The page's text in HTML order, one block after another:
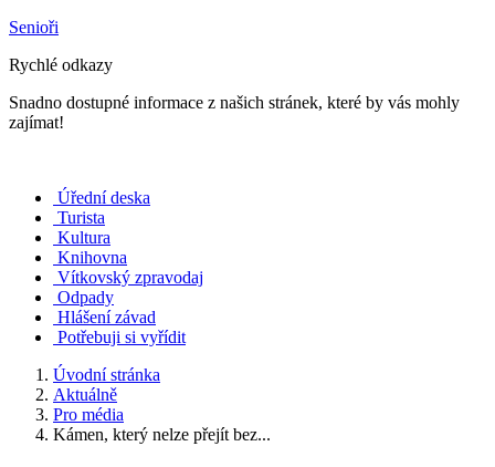
Senioři
Rychlé odkazy
Snadno dostupné informace z našich stránek, které by vás mohly
zajímat!
Úřední deska
Turista
Kultura
Knihovna
Vítkovský zpravodaj
Odpady
Hlášení závad
Potřebuji si vyřídit
Úvodní stránka
Aktuálně
Pro média
Kámen, který nelze přejít bez...